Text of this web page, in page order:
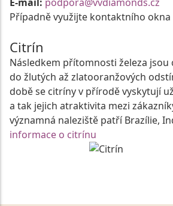
Případně využijte kontaktního okna
Citrín
Následkem přítomnosti železa jsou
do žlutých až zlatooranžových
době se citríny v přírodě vyskytují
a tak jejich atraktivita mezi
významná naleziště patří Brazílie,
informace o citrínu